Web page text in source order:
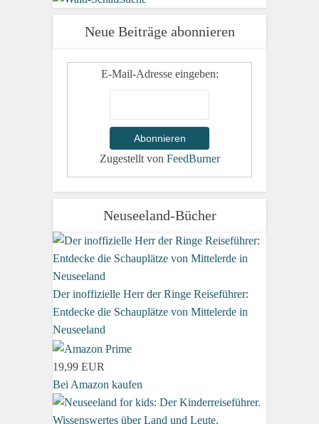
Neue Beiträge abonnieren
E-Mail-Adresse eingeben:
Zugestellt von FeedBurner
Neuseeland-Bücher
Der inoffizielle Herr der Ringe Reiseführer:
Entdecke die Schauplätze von Mittelerde in
Neuseeland
19,99 EUR
Bei Amazon kaufen